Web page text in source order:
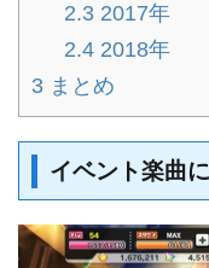
2.3 2017年
2.4 2018年
3 まとめ
イベント楽曲